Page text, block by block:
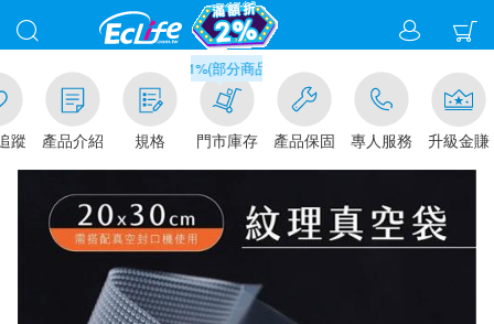
蹤 產品介紹 規格
滿千元門市取貨現折1%(部分商品不適用)-請點我看
門市庫存 產品保固 專人服務 升級金賺